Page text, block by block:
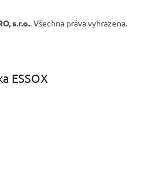
s.r.o.. Všechna práva vyhrazena.
ESSOX